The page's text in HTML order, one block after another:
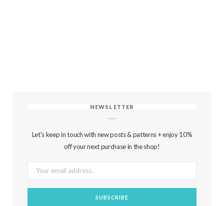
NEWSLETTER
Let's keep in touch with new posts & patterns + enjoy 10%
off your next purchase in the shop!